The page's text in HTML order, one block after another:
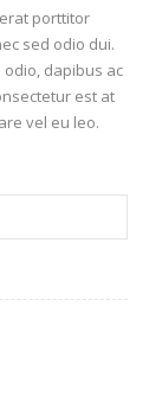
porttitor
sed odio dui.
dapibus ac
est at
vel eu leo.